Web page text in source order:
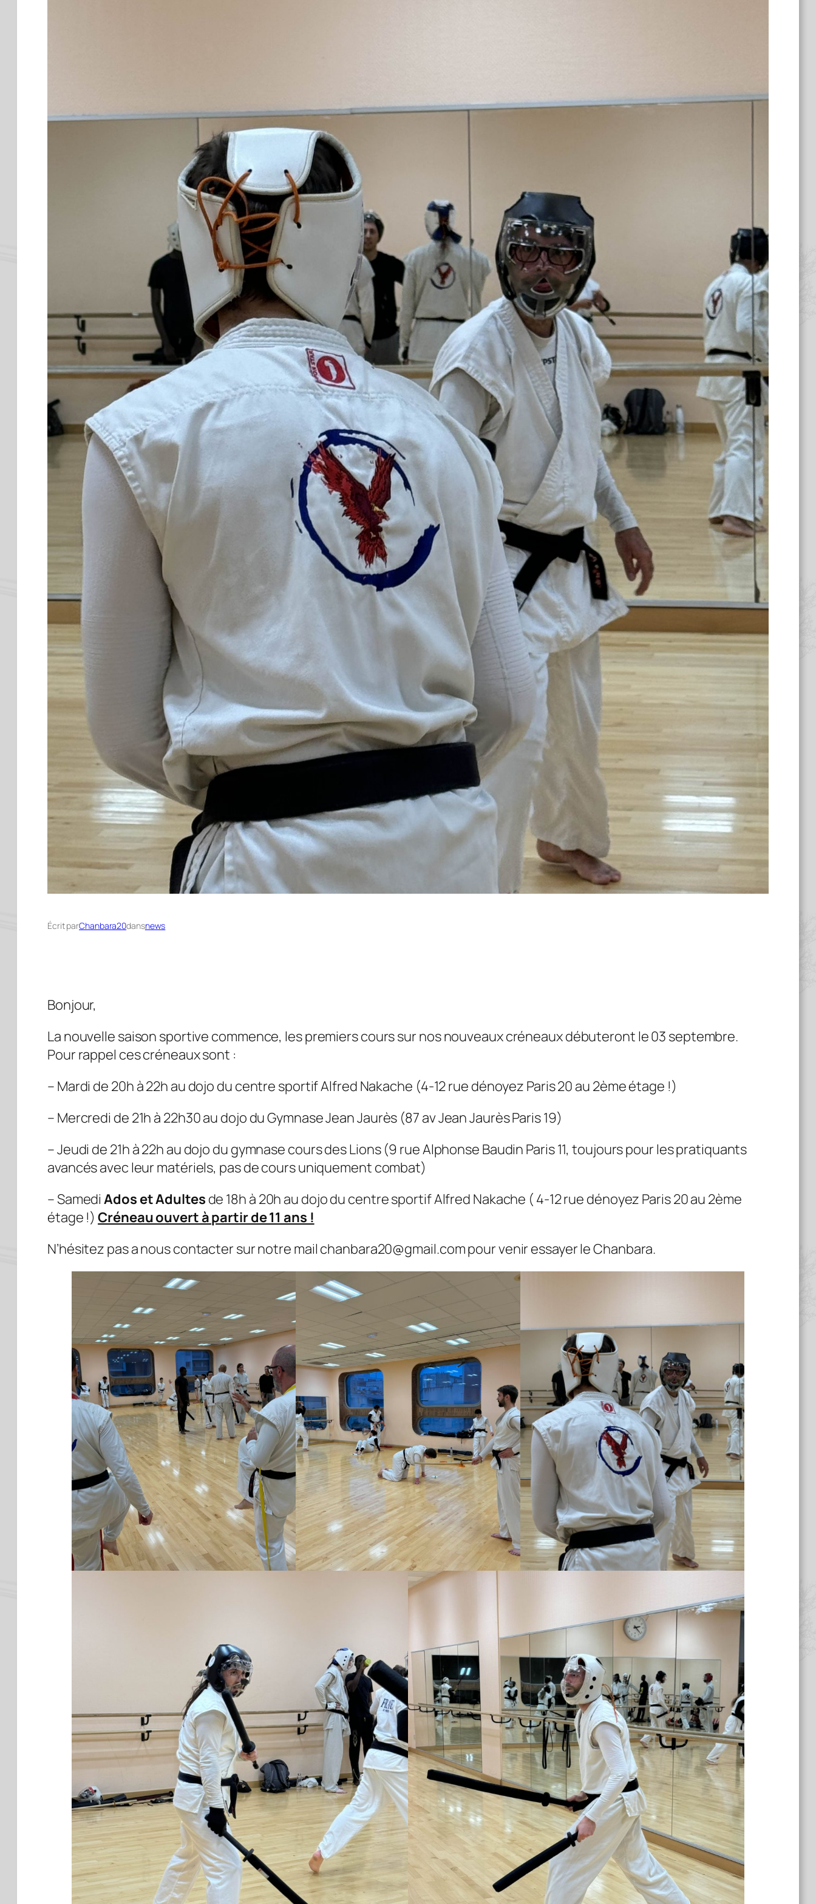
Écrit parChanbara20dansnews
Bonjour,
La nouvelle saison sportive commence, les premiers cours sur nos nouveaux créneaux débuteront le 03 septembre.
Pour rappel ces créneaux sont :
– Mardi de 20h à 22h au dojo du centre sportif Alfred Nakache (4-12 rue dénoyez Paris 20 au 2ème étage !)
– Mercredi de 21h à 22h30 au dojo du Gymnase Jean Jaurès (87 av Jean Jaurès Paris 19)
– Jeudi de 21h à 22h au dojo du gymnase cours des Lions (9 rue Alphonse Baudin Paris 11, toujours pour les pratiquants
avancés avec leur matériels, pas de cours uniquement combat)
– SamediAdos et Adultes de 18h à 20h au dojo du centre sportif Alfred Nakache ( 4-12 rue dénoyez Paris 20 au 2ème
étage !)Créneau ouvert à partir de 11 ans !
N’hésitez pas a nous contacter sur notre mail chanbara20@gmail.com pour venir essayer le Chanbara.